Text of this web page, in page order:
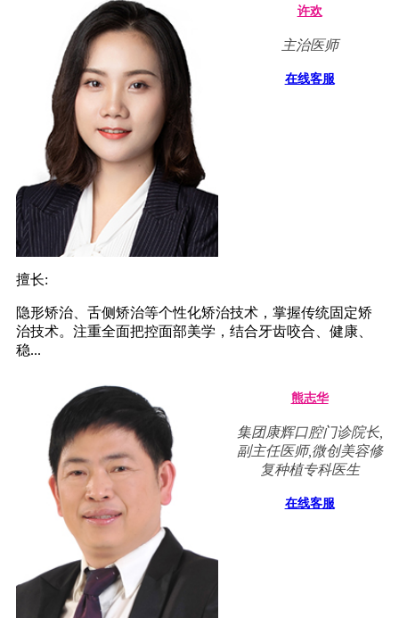
许欢
主治医师
在线客服
擅长:
隐形矫治、舌侧矫治等个性化矫治技术，掌握传统固定矫
治技术。注重全面把控面部美学，结合牙齿咬合、健康、
稳...
熊志华
集团康辉口腔门诊院长,
副主任医师,微创美容修
复种植专科医生
在线客服